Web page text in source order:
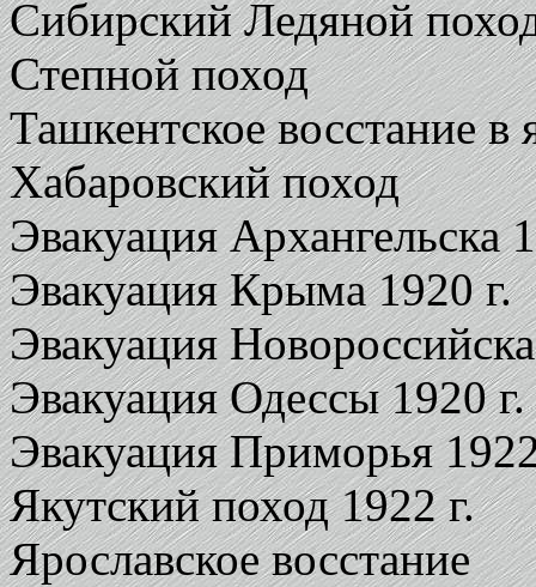
Сибирский Ледяной
Степной поход
Ташкентское восстание в
Хабаровский поход
Эвакуация Архангельска
Эвакуация Крыма 1920 г.
Эвакуация
Эвакуация Одессы 1920 г.
Эвакуация Приморья
Якутский поход 1922 г.
Ярославское восстание